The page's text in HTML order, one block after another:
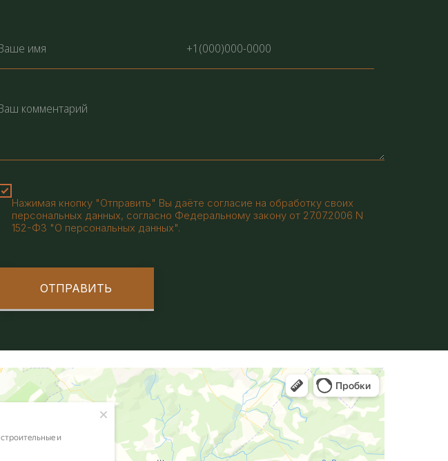
Нажимая кнопку "Отправить" Вы даёте согласие на обработку своих
персональных данных, согласно Федеральному закону от 27.07.2006 N
152-ФЗ "О персональных данных".
ОТПРАВИТЬ